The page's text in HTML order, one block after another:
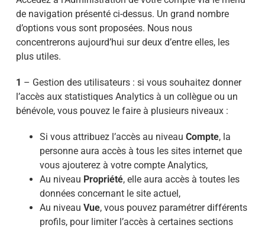
de navigation présenté ci-dessus. Un grand nombre
d’options vous sont proposées. Nous nous
concentrerons aujourd’hui sur deux d’entre elles, les
plus utiles.
1 – Gestion des utilisateurs : si vous souhaitez donner
l’accès aux statistiques Analytics à un collègue ou un
bénévole, vous pouvez le faire à plusieurs niveaux :
Si vous attribuez l’accès au niveau Compte, la
personne aura accès à tous les sites internet que
vous ajouterez à votre compte Analytics,
Au niveau Propriété, elle aura accès à toutes les
données concernant le site actuel,
Au niveau Vue, vous pouvez paramétrer différents
profils, pour limiter l’accès à certaines sections